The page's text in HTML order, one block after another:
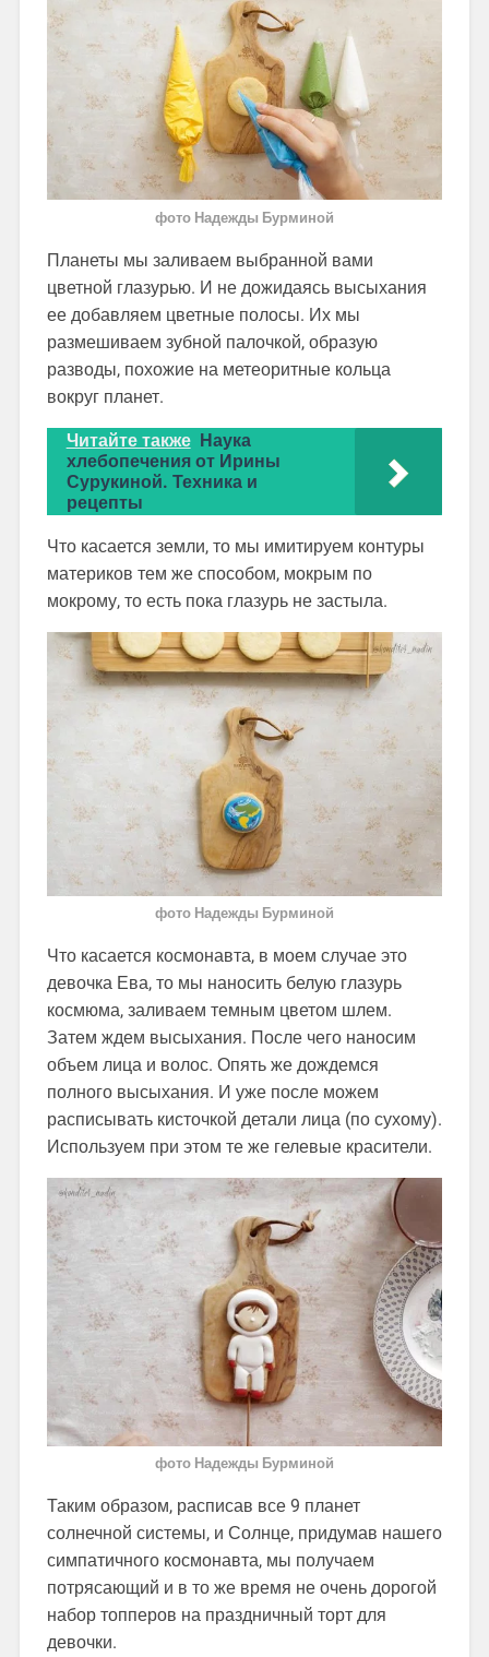
фото Надежды Бурминой
Планеты мы заливаем выбранной вами
цветной глазурью. И не дожидаясь высыхания
ее добавляем цветные полосы. Их мы
размешиваем зубной палочкой, образую
разводы, похожие на метеоритные кольца
вокруг планет.
Читайте также Наука
хлебопечения от Ирины
Сурукиной. Техника и
рецепты
Что касается земли, то мы имитируем контуры
материков тем же способом, мокрым по
мокрому, то есть пока глазурь не застыла.
фото Надежды Бурминой
Что касается космонавта, в моем случае это
девочка Ева, то мы наносить белую глазурь
космюма, заливаем темным цветом шлем.
Затем ждем высыхания. После чего наносим
объем лица и волос. Опять же дождемся
полного высыхания. И уже после можем
расписывать кисточкой детали лица (по сухому).
Используем при этом те же гелевые красители.
фото Надежды Бурминой
Таким образом, расписав все 9 планет
солнечной системы, и Солнце, придумав нашего
симпатичного космонавта, мы получаем
потрясающий и в то же время не очень дорогой
набор топперов на праздничный торт для
девочки.